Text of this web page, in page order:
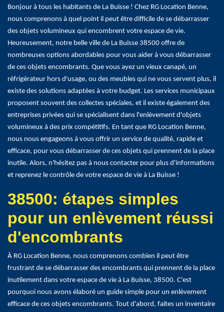
Bonjour à tous les habitants de La Buisse ! Chez RG Location Benne,
nous comprenons à quel point il peut être difficile de se débarrasser
des objets volumineux qui encombrent votre espace de vie.
Heureusement, notre belle ville de La Buisse 38500 offre de
nombreuses options abordables pour vous aider à vous débarrasser
de ces objets encombrants. Que vous ayez un vieux canapé, un
réfrigérateur hors d'usage, ou des meubles qui ne vous servent plus, il
existe des solutions adaptées à votre budget. Les services municipaux
proposent souvent des collectes spéciales, et il existe également des
entreprises privées qui se spécialisent dans l'enlèvement d'objets
volumineux à des prix compétitifs. En tant que RG Location Benne,
nous nous engageons à vous offrir un service de qualité, rapide et
efficace, pour vous débarrasser de ces objets qui prennent de la place
inutile. Alors, n'hésitez pas à nous contacter pour plus d'informations
et reprenez le contrôle de votre espace de vie à La Buisse !
38500: étapes simples
pour un enlèvement réussi
d'encombrants
À RG Location Benne, nous comprenons combien il peut être
frustrant de se débarrasser des encombrants qui prennent de la place
inutilement dans votre espace de vie à La Buisse, 38500. C'est
pourquoi nous avons élaboré un guide simple pour un enlèvement
efficace de ces objets encombrants. Tout d'abord, faites un inventaire